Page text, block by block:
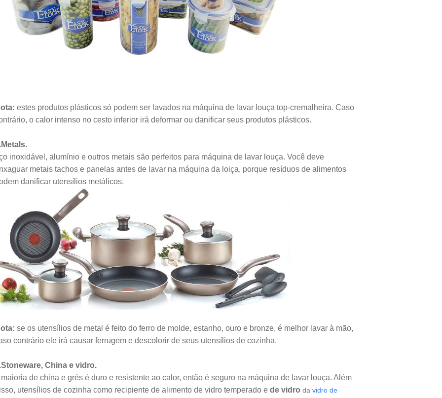
estes produtos plásticos só podem ser lavados na máquina de lavar louça top-cremalheira. Caso
o calor intenso no cesto inferior irá deformar ou danificar seus produtos plásticos.
inoxidável, alumínio e outros metais são perfeitos para máquina de lavar louça. Você deve
metais tachos e panelas antes de lavar na máquina da loiça, porque resíduos de alimentos
danificar utensílios metálicos.
se os utensílios de metal é feito do ferro de molde, estanho, ouro e bronze, é melhor lavar à mão,
contrário ele irá causar ferrugem e descolorir de seus utensílios de cozinha.
China e vidro.
de china e grés é duro e resistente ao calor, então é seguro na máquina de lavar louça. Além
utensílios de cozinha como recipiente de alimento de vidro temperado e de vidro da vidro de